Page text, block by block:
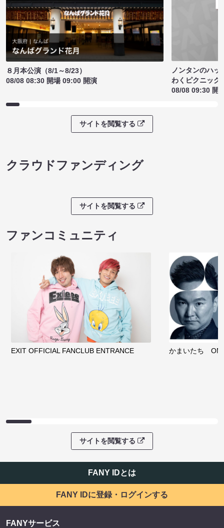
８月本公演（8/1～8/23）
08/08 08:30 開場 09:00 開演
ノンタンのハッ
わくピクニック
08/08 09:30 開
サイトを閲覧する
クラウドファンディング
サイトを閲覧する
ファンコミュニティ
EXIT OFFICIAL FANCLUB ENTRANCE かまいたち
サイトを閲覧する
FANY IDとは
FANY IDに登録・ログインする
FANYサービス